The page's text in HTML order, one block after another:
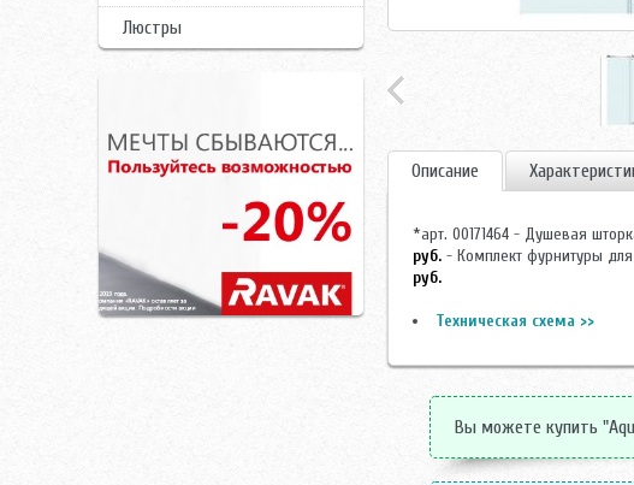
Люстры
Описание
*арт. 00171464 - Душевая
руб. - Комплект фурнитуры для
руб.
Техническая схема >>
Вы можете купить